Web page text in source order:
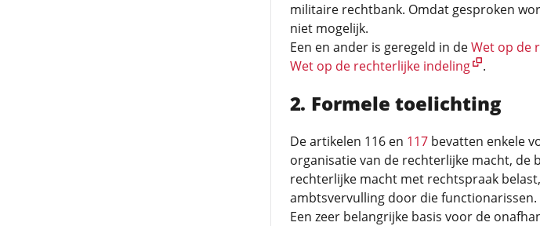
militaire rechtbank. Omdat gesproken
niet mogelijk.
Een en ander is geregeld in deWet op de
Wet op de rechterlijke indeling
.
Formele toelichting
De artikelen 116 en 117bevatten enkele
organisatie van de rechterlijke macht, de
rechterlijke macht met rechtspraak
ambtsvervulling door die functionarissen.
Een zeer belangrijke basis voor de